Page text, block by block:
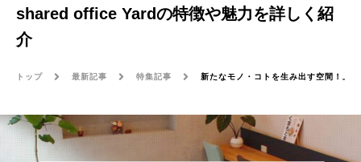
shared office Yardの特徴や魅力を詳しく紹
介
トップ 最新記事 特集記事 新たなモノ・コトを生み出す空間！